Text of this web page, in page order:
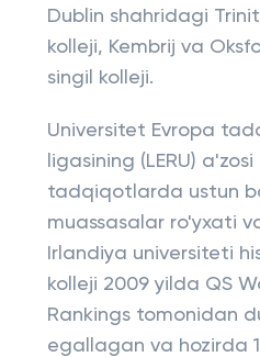
Dublin shahridagi
kolleji, Kembrij va
singil kolleji.
Universitet Evropa
ligasining (LERU)
tadqiqotlarda ustun
muassasalar ro'yxati
Irlandiya universiteti
kolleji 2009 yilda QS
Rankings tomonidan
egallagan va hozirda